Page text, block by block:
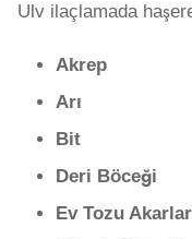
Ulv ilaçlamada
Akrep
Arı
Bit
Deri Böceği
Ev Tozu